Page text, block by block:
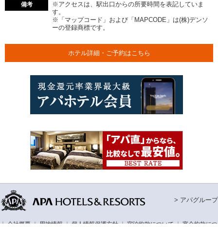
備考
※アクセスは、駅出口からの所要時間を表記していま
す。
※「マップコード」および「MAPCODE」は(株)デンソ
ーの登録商標です。
ホテル詳細・ご予約はこちら
> アパグループ
｜会社概要｜用地情報｜個人情報保護方針｜宿泊約款について｜宴会約款につ